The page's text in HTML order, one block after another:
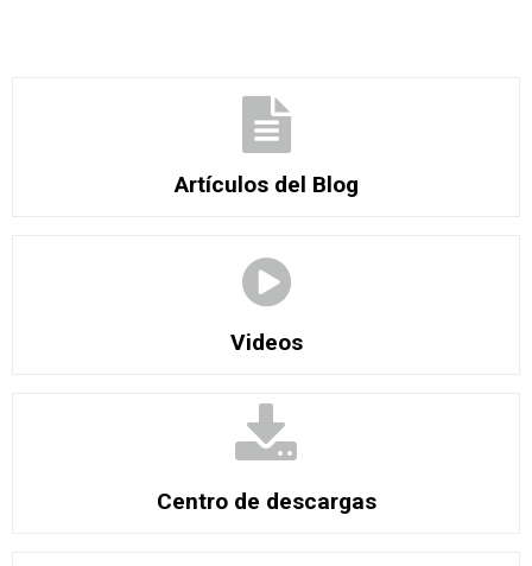
Artículos del Blog
Videos
Centro de descargas